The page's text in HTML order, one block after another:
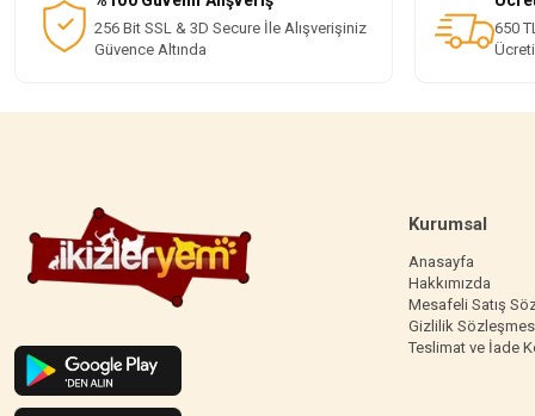
256 Bit SSL & 3D Secure İle Alışverişiniz
Güvence Altında
650
Kurumsal
Anasayfa
Hakkımızda
Mesafeli Satış
Gizlilik
Teslimat ve İade